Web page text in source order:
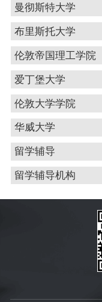
曼彻斯特大学
布里斯托大学
伦敦帝国理工学院
爱丁堡大学
伦敦大学学院
华威大学
留学辅导
留学辅导机构